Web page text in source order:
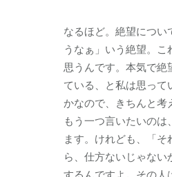
なるほど。絶望につ
うなぁ」いう絶望。
思うんです。本気で絶
ている、と私は思って
かなので、きちんと考
もう一つ言いたいの
ます。けれども、「
ら、仕方ないじゃな
するんですよ。その人